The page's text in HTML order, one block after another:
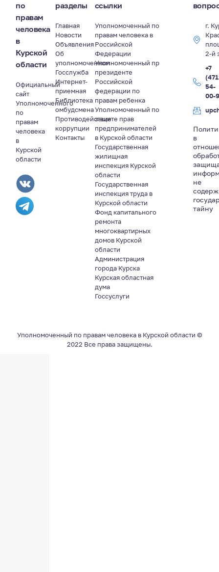
по
правам
человека
в
Курской
области
Официальный
сайт
Уполномоченного
по
правам
человека
в
Курской
области
разделы
Главная
Новости
Объявления
Об
уполномоченном
Госслужба
Интернет-
приемная
Библиотека
омбудсмена
Противодействие
коррупции
Контакты
ссылки
Уполномоченный по
правам человека в
Российской
Федерации
Уполномоченный пр
президенте
Российской
федерации по
правам ребенка
Уполномоченный по
защите прав
предпринимателей
в Курской области
Государственная
жилищная
инспекция Курской
области
Государственная
инспекция труда в
Курской области
Фонд капитального
ремонта
многоквартирных
домов Курской
области
Администрация
города Курска
Курская областная
дума
Госсуслуги
г.
2-й
+7
54-
00-
в
не
тайну
Уполномоченный по правам человека в Курской области ©
2022 Все права защищены.